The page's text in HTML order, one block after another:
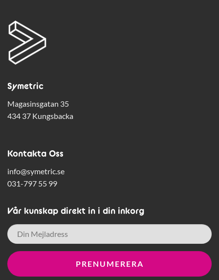
Symetric
Magasinsgatan 35
434 37 Kungsbacka
Kontakta Oss
info@symetric.se
031-797 55 99
Vår kunskap direkt in i din inkorg
E-
post *